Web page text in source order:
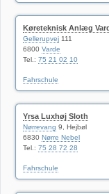
Køreteknisk Anlæg
Gellerupvej 111
6800 Varde
Tel.: 75 21 02 10
Fahrschule
Yrsa Luxhøj Sloth
Nørrevang 9, Hejbøl
6830 Nørre Nebel
Tel.: 75 28 72 28
Fahrschule